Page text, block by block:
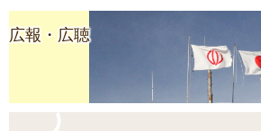
本広報・広聴